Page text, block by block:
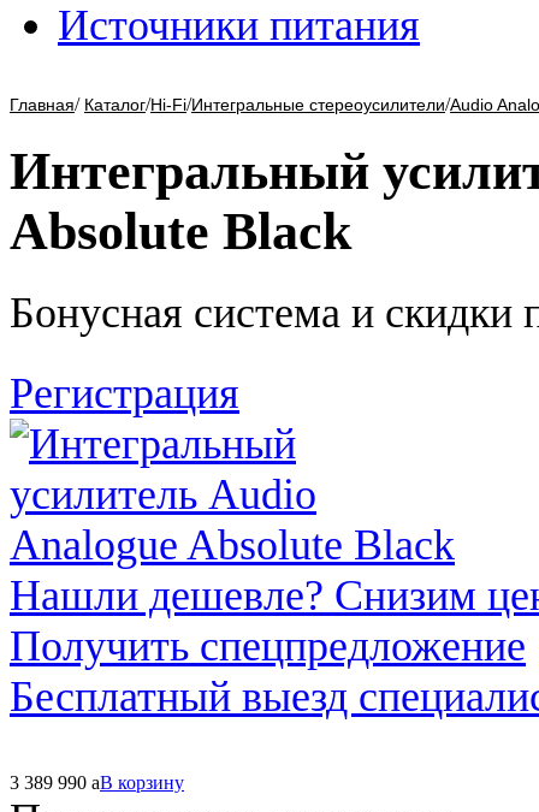
Источники питания
Главная/ Каталог/Hi-Fi/Интегральные стереоусилители/Audio
Интегральный
Absolute Black
Бонусная система и скидки
Регистрация
Нашли дешевле? Снизим
Получить спецпредложение
Бесплатный выезд
3 389 990 aВ корзину